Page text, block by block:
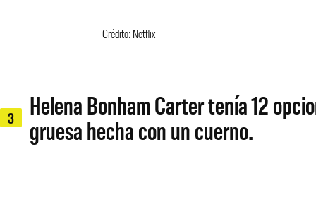
Crédito: Netflix
3
Helena Bonham Carter tenía 12
gruesa hecha con un cuerno.